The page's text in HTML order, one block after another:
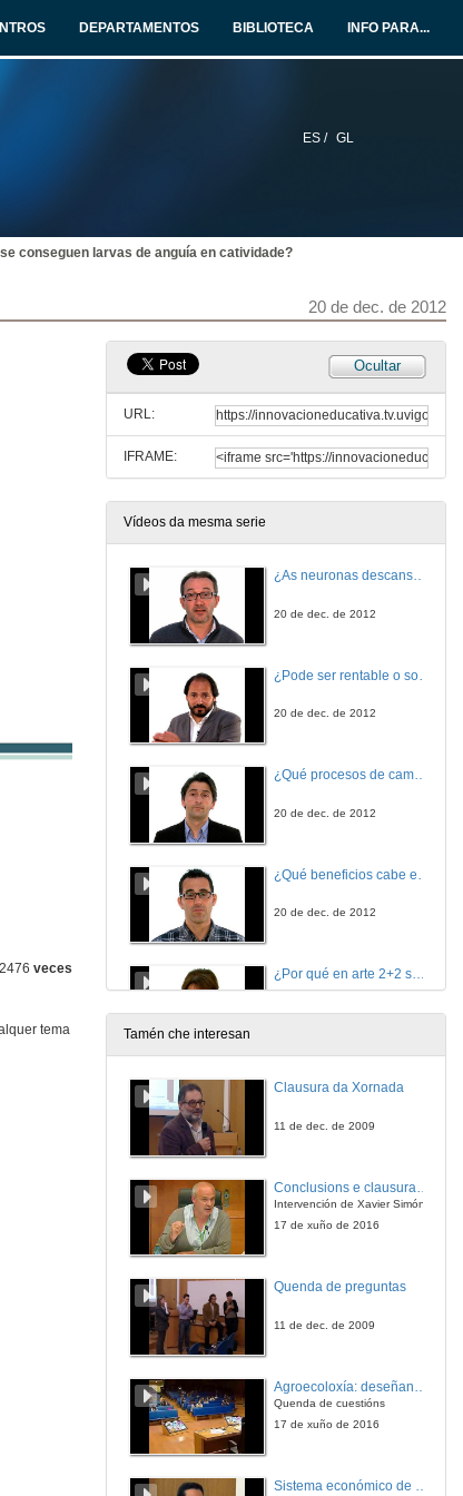
DEPARTAMENTOS BIBLIOTECA INFO PARA...
ES / GL
conseguen larvas de anguía en catividade?
20 de dec. de 2012
2476 veces
tema
Ocultar
URL:
IFRAME:
Vídeos da mesma serie
¿As neuronas descansan?
20 de dec. de 2012
20 de dec. de 2012
¿Qué procesos de cambio global afectan os ecosistemas mariños?
20 de dec. de 2012
20 de dec. de 2012
¿Por qué en arte 2+2 son 5?
20 de dec. de 2012
20 de dec. de 2012
9 de xul. de 2013
Tamén che interesan
Clausura da Xornada
11 de dec. de 2009
Intervención de Xavier Simón
17 de xuño de 2016
Quenda de preguntas
11 de dec. de 2009
Quenda de cuestións
17 de xuño de 2016
Sistema económico de videoconferencia intercampus para a impartición de leccións no Mestrado Interuniversitario de Fotónica e Tecnoloxías do Láser